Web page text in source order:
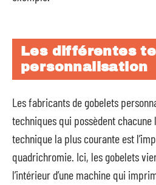
Les différentes
personnalisation
Les fabricants de gobelets
techniques qui possèdent
technique la plus courante est
quadrichromie. Ici, les gobelets
l’intérieur d’une machine qui